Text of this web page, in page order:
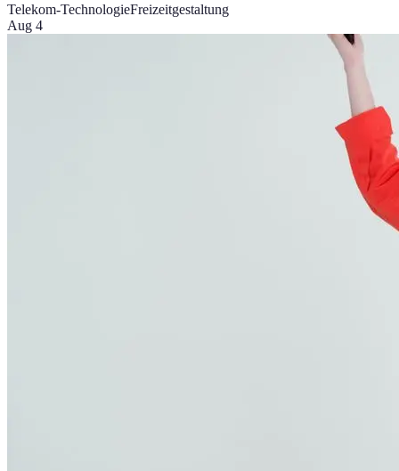
Telekom-TechnologieFreizeitgestaltung
Aug 4